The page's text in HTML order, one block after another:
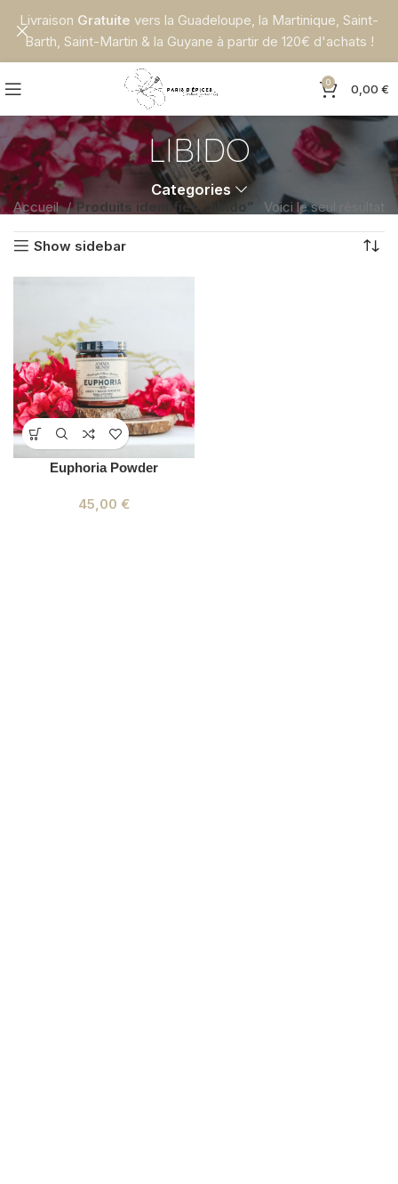
0 0,00 €
LIBIDO
Categories
Accueil Produits identifiés “libido” Voici le seul résultat
Show sidebar
Euphoria Powder
45,00 €
Livraison Gratuite vers la Guadeloupe, la Martinique, Saint-
Barth, Saint-Martin & la Guyane à partir de 120€ d'achats !